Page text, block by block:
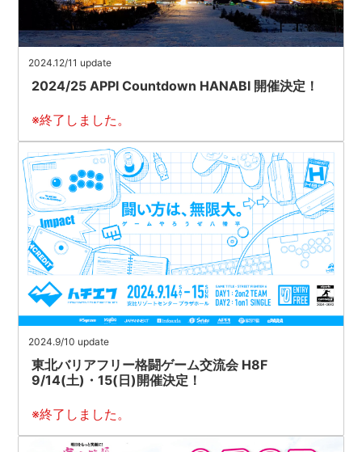
2024.12/11 update
2024/25 APPI Countdown HANABI 開催決定！
※終了しました。
2024.9/10 update
東北バリアフリー格闘ゲーム交流会 H8F
9/14(土)・15(日)開催決定！
※終了しました。